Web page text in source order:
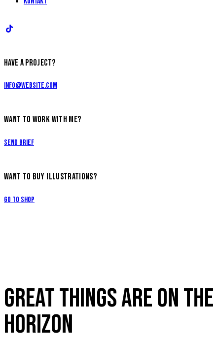
HAVE A PROJECT?
info@website.com
WANT TO WORK WITH ME?
Send Brief
WANT TO BUY ILLUSTRATIONS?
Go to Shop
GREAT THINGS ARE ON THE
HORIZON